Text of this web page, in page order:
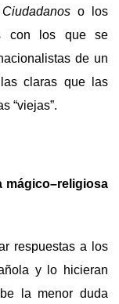
Ciudadanos o los
con los que se
de un
claras que las
“viejas”.
mágico–religiosa
respuestas a los
y lo hicieran
la menor duda